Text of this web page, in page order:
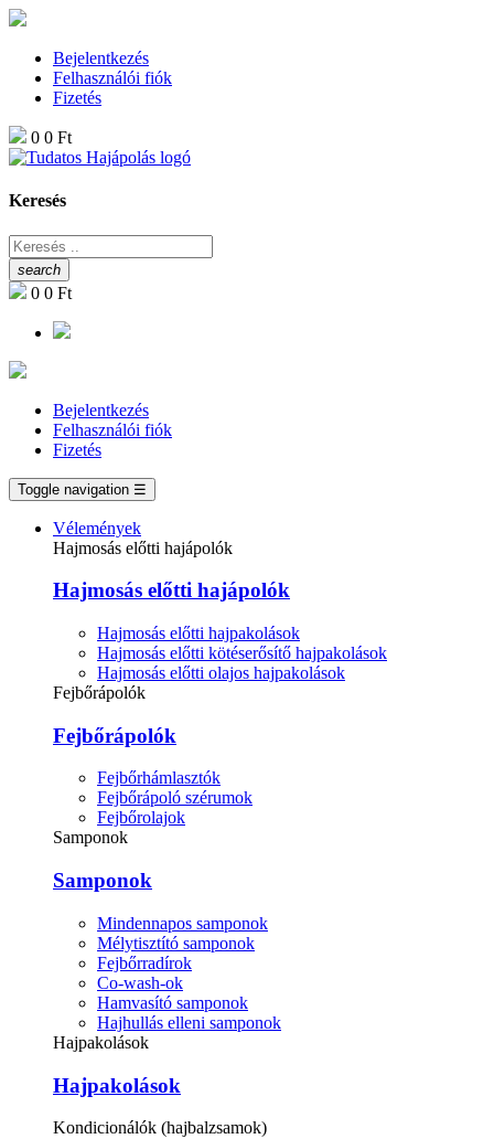
Bejelentkezés
Felhasználói fiók
Fizetés
0 0 Ft
Keresés
search
0 0 Ft
Bejelentkezés
Felhasználói fiók
Fizetés
Toggle navigation ☰
Vélemények
Hajmosás előtti hajápolók
Hajmosás előtti hajápolók
Hajmosás előtti hajpakolások
Hajmosás előtti kötéserősítő hajpakolások
Hajmosás előtti olajos hajpakolások
Fejbőrápolók
Fejbőrápolók
Fejbőrhámlasztók
Fejbőrápoló szérumok
Fejbőrolajok
Samponok
Samponok
Mindennapos samponok
Mélytisztító samponok
Fejbőrradírok
Co-wash-ok
Hamvasító samponok
Hajhullás elleni samponok
Hajpakolások
Hajpakolások
Kondicionálók (hajbalzsamok)